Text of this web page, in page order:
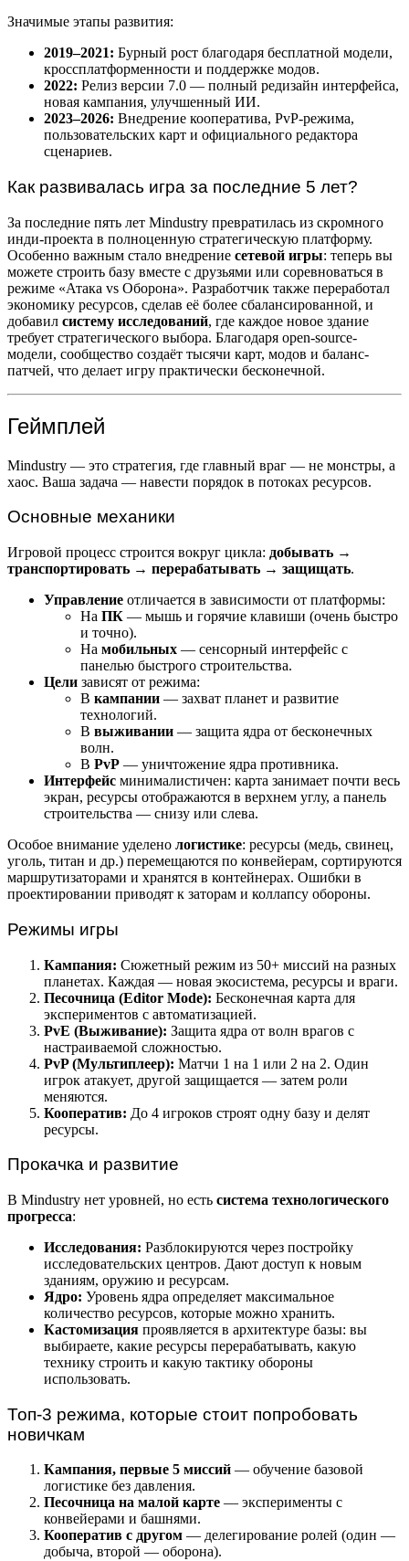
Значимые этапы развития:
2019–2021: Бурный рост благодаря бесплатной модели,
кроссплатформенности и поддержке модов.
2022: Релиз версии 7.0 — полный редизайн интерфейса,
новая кампания, улучшенный ИИ.
2023–2026: Внедрение кооператива, PvP-режима,
пользовательских карт и официального редактора
сценариев.
Как развивалась игра за последние 5 лет?
За последние пять лет Mindustry превратилась из скромного
инди-проекта в полноценную стратегическую платформу.
Особенно важным стало внедрение сетевой игры: теперь вы
можете строить базу вместе с друзьями или соревноваться в
режиме «Атака vs Оборона». Разработчик также переработал
экономику ресурсов, сделав её более сбалансированной, и
добавил систему исследований, где каждое новое здание
требует стратегического выбора. Благодаря open-source-
модели, сообщество создаёт тысячи карт, модов и баланс-
патчей, что делает игру практически бесконечной.
Геймплей
Mindustry — это стратегия, где главный враг — не монстры, а
хаос. Ваша задача — навести порядок в потоках ресурсов.
Основные механики
Игровой процесс строится вокруг цикла: добывать →
транспортировать → перерабатывать → защищать.
Управление отличается в зависимости от платформы:
На ПК — мышь и горячие клавиши (очень быстро
и точно).
На мобильных — сенсорный интерфейс с
панелью быстрого строительства.
Цели зависят от режима:
В кампании — захват планет и развитие
технологий.
В выживании — защита ядра от бесконечных
волн.
В PvP — уничтожение ядра противника.
Интерфейс минималистичен: карта занимает почти весь
экран, ресурсы отображаются в верхнем углу, а панель
строительства — снизу или слева.
Особое внимание уделено логистике: ресурсы (медь, свинец,
уголь, титан и др.) перемещаются по конвейерам, сортируются
маршрутизаторами и хранятся в контейнерах. Ошибки в
проектировании приводят к заторам и коллапсу обороны.
Режимы игры
Кампания: Сюжетный режим из 50+ миссий на разных
планетах. Каждая — новая экосистема, ресурсы и враги.
Песочница (Editor Mode): Бесконечная карта для
экспериментов с автоматизацией.
PvE (Выживание): Защита ядра от волн врагов с
настраиваемой сложностью.
PvP (Мультиплеер): Матчи 1 на 1 или 2 на 2. Один
игрок атакует, другой защищается — затем роли
меняются.
Кооператив: До 4 игроков строят одну базу и делят
ресурсы.
Прокачка и развитие
В Mindustry нет уровней, но есть система технологического
прогресса:
Исследования: Разблокируются через постройку
исследовательских центров. Дают доступ к новым
зданиям, оружию и ресурсам.
Ядро: Уровень ядра определяет максимальное
количество ресурсов, которые можно хранить.
Кастомизация проявляется в архитектуре базы: вы
выбираете, какие ресурсы перерабатывать, какую
технику строить и какую тактику обороны
использовать.
Топ-3 режима, которые стоит попробовать
новичкам
Кампания, первые 5 миссий — обучение базовой
логистике без давления.
Песочница на малой карте — эксперименты с
конвейерами и башнями.
Кооператив с другом — делегирование ролей (один —
добыча, второй — оборона).